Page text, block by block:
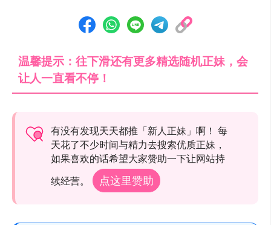
温馨提示：往下滑还有更多精选随机正妹，会
让人一直看不停！
有没有发现天天都推「新人正妹」啊！ 每
天花了不少时间与精力去搜索优质正妹，
如果喜欢的话希望大家赞助一下让网站持
续经营。
点这里赞助